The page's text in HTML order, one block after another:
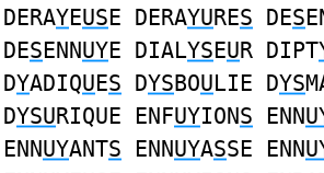
DERAYEUSE DERAYURES DES
DESENNUYE DIALYSEUR DIPT
DYADIQUES DYSBOULIE DYS
DYSURIQUE ENFUYIONS ENN
ENNUYANTS ENNUYASSE ENN